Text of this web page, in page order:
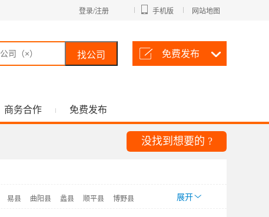
登录/注册 手机版 网站地图
找公司
免费发布
商务合作 免费发布
没找到想要的 ?
易县 曲阳县 蠡县 顺平县
博野县
展开